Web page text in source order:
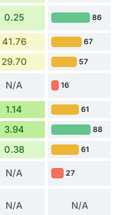
0.25 86
41.76 67
29.70 57
N/A 16
1.14 61
3.94 88
0.38 61
N/A 27
N/A N/A